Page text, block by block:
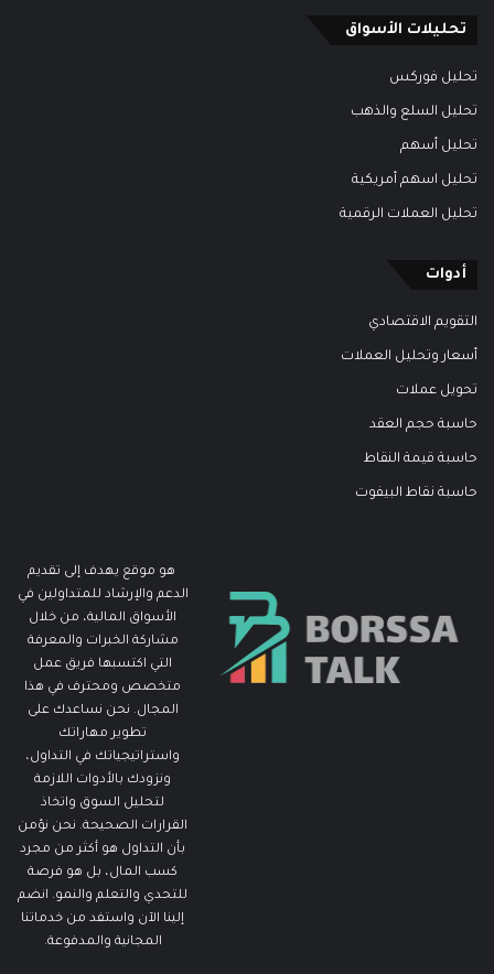
تحليلات الأسواق
تحليل فوركس
تحليل السلع والذهب
تحليل أسهم
تحليل اسهم أمريكية
تحليل العملات الرقمية
أدوات
التقويم الاقتصادي
أسعار وتحليل العملات
تحويل عملات
حاسبة حجم العقد
حاسبة قيمة النقاط
حاسبة نقاط البيفوت
هو موقع يهدف إلى تقديم
الدعم والإرشاد للمتداولين في
الأسواق المالية، من خلال
مشاركة الخبرات والمعرفة
التي اكتسبها فريق عمل
متخصص ومحترف في هذا
المجال. نحن نساعدك على
تطوير مهاراتك
واستراتيجياتك في التداول،
ونزودك بالأدوات اللازمة
لتحليل السوق واتخاذ
القرارات الصحيحة. نحن نؤمن
بأن التداول هو أكثر من مجرد
كسب المال، بل هو فرصة
للتحدي والتعلم والنمو. انضم
إلينا الآن واستفد من خدماتنا
المجانية والمدفوعة.